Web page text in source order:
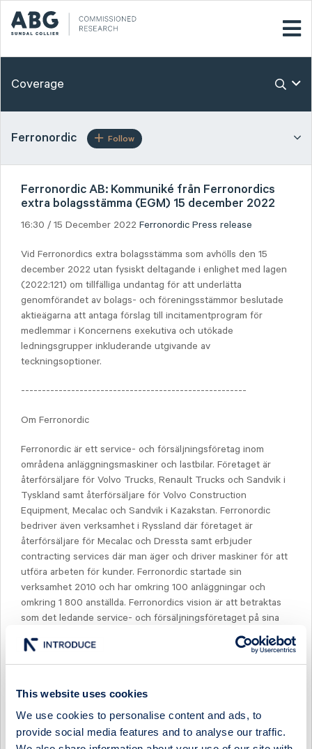
This website uses cookies
We use cookies to personalise content and ads, to
provide social media features and to analyse our traffic.
Coverage
Ferronordic Follow
Ferronordic AB: Kommuniké från Ferronordics
extra bolagsstämma (EGM) 15 december 2022
16:30 / 15 December 2022 Ferronordic Press release
Vid Ferronordics extra bolagsstämma som avhölls den 15
december 2022 utan fysiskt deltagande i enlighet med lagen
(2022:121) om tillfälliga undantag för att underlätta
genomförandet av bolags- och föreningsstämmor beslutade
aktieägarna att antaga förslag till incitamentprogram för
medlemmar i Koncernens exekutiva och utökade
ledningsgrupper inkluderande utgivande av
teckningsoptioner.
------------------------------------------------------
Om Ferronordic
Ferronordic är ett service- och försäljningsföretag inom
områdena anläggningsmaskiner och lastbilar. Företaget är
återförsäljare för Volvo Trucks, Renault Trucks och Sandvik i
Tyskland samt återförsäljare för Volvo Construction
Equipment, Mecalac och Sandvik i Kazakstan. Ferronordic
bedriver även verksamhet i Ryssland där företaget är
återförsäljare för Mecalac och Dressta samt erbjuder
contracting services där man äger och driver maskiner för att
utföra arbeten för kunder. Ferronordic startade sin
verksamhet 2010 och har omkring 100 anläggningar och
omkring 1 800 anställda. Ferronordics vision är att betraktas
som det ledande service- och försäljningsföretaget på sina
marknader. Aktierna i Ferronordic AB (publ) är noterade på
Nasdaq Stockholm.
(publ) är skyldigt att offentliggöra enligt EU:s
värdepappersmarknaden (2007:528). Informationen
lämnades för offentliggörande den 15 december 2022, 17:30